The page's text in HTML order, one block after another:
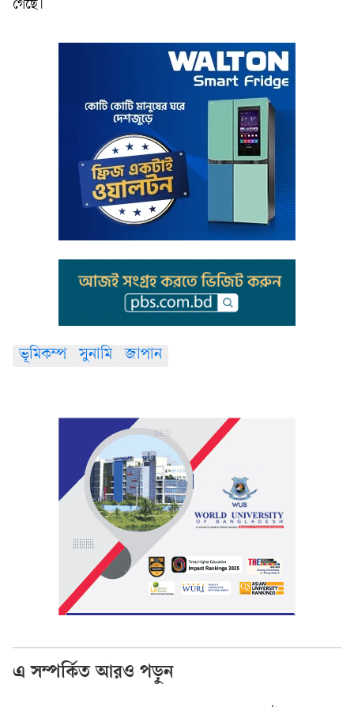
গেছে।
ভূমিকম্প সুনামি জাপান
এ সম্পর্কিত আরও পড়ুন